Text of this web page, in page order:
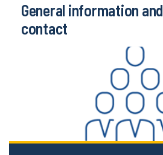
General information and
contact